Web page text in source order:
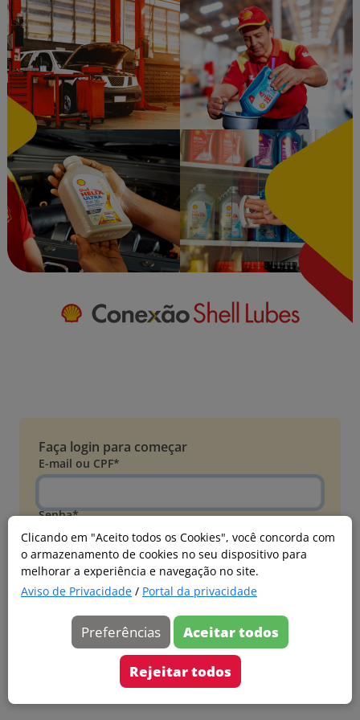
Clicando em "Aceito todos os Cookies", você concorda com
o armazenamento de cookies no seu dispositivo para
melhorar a experiência e navegação no site.
Aviso de Privacidade / Portal da privacidade
Preferências Aceitar todos
Rejeitar todos
Faça login para começar
E-mail ou CPF*
Senha*
Esqueci minha senha
Entrar
Acessar com Microsoft
Ainda não faz parte?
Cadastre-se
Versão 20260805.7